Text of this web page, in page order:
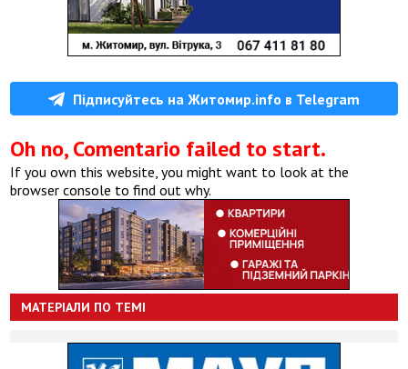
Підписуйтесь на Житомир.info в Telegram
Oh no, Comentario failed to start.
If you own this website, you might want to look at the
browser console to find out why.
МАТЕРІАЛИ ПО ТЕМІ